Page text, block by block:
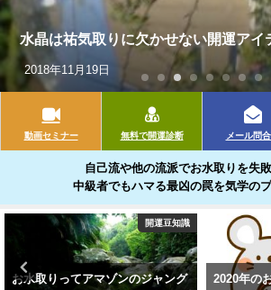
水晶は祐気取りに欠かせない開運アイ
2018年11月19日
動画セミナー 無料で開運診断 メール問
自己流や他の流派でお水取りを失
中級者でもハマる最凶の罠を気学の
開運豆知識
お水取りってアマゾンのジャング
2020年の